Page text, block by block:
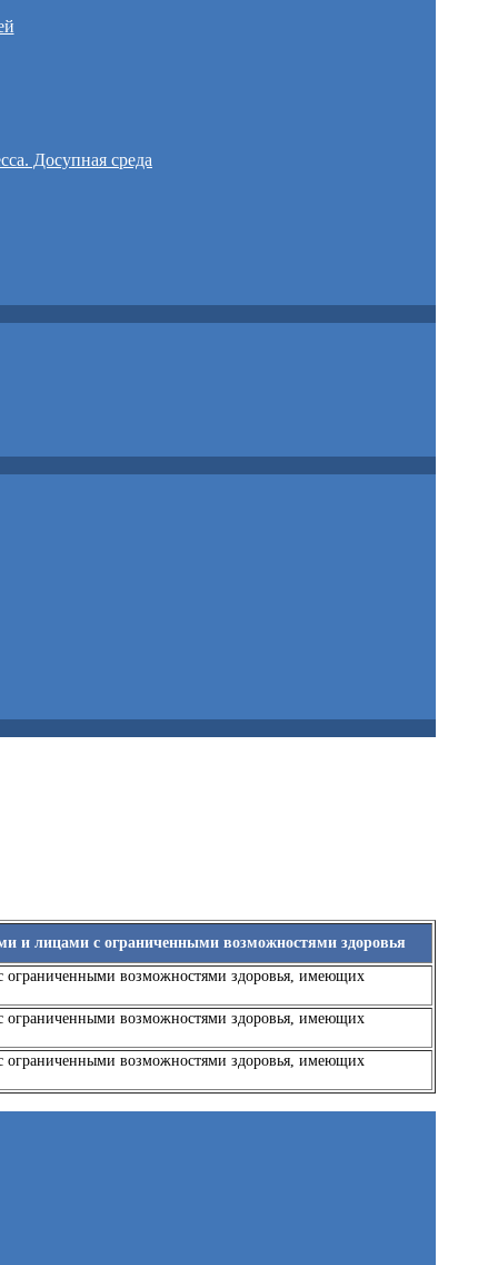
Досупная среда
и лицами с ограниченными возможностями здоровья
ограниченными возможностями здоровья, имеющих
ограниченными возможностями здоровья, имеющих
ограниченными возможностями здоровья, имеющих